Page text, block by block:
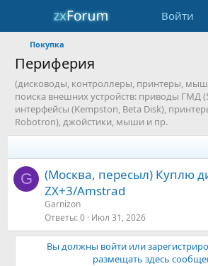
Войти
Покупка
Периферия
(дисководы, контроллеры, принтеры,
поиска внешних устройств: приводы ГМД
интерфейсы (Kempston, Beta Disk),
Robotron), джойстики, мыши и пр.
G
(Москва, пересыл) Куплю
ZX+3/Amstrad
Garnizon
Ответы 0 Июл 31, 2026
Вы должны войти или
размещать здесь